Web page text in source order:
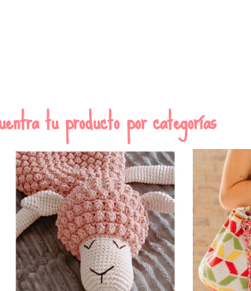
tu producto por categorías